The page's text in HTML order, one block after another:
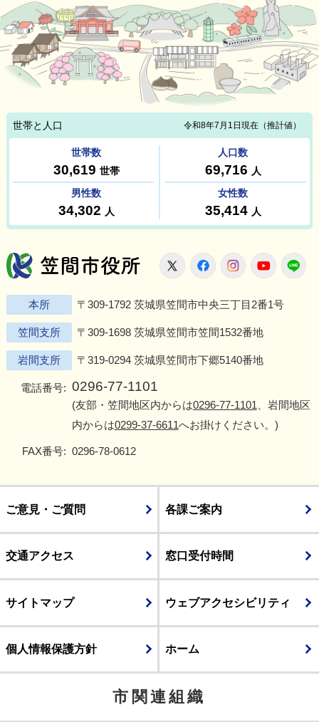
笠間市役所
X FacebookInstagram
本所 〒309-1792 茨城県笠間市中央三丁目2番1号
笠間支所 〒309-1698 茨城県笠間市笠間1532番地
岩間支所 〒319-0294 茨城県笠間市下郷5140番地
電話番号: 0296-77-1101
(友部・笠間地区内からは0296-77-1101 、岩間地区
内からは0299-37-6611へお掛けください。)
FAX番号: 0296-78-0612
ご意見・ご質問 各課ご案内
交通アクセス 窓口受付時間
サイトマップ ウェブアクセシビリティ
個人情報保護方針 ホーム
市関連組織